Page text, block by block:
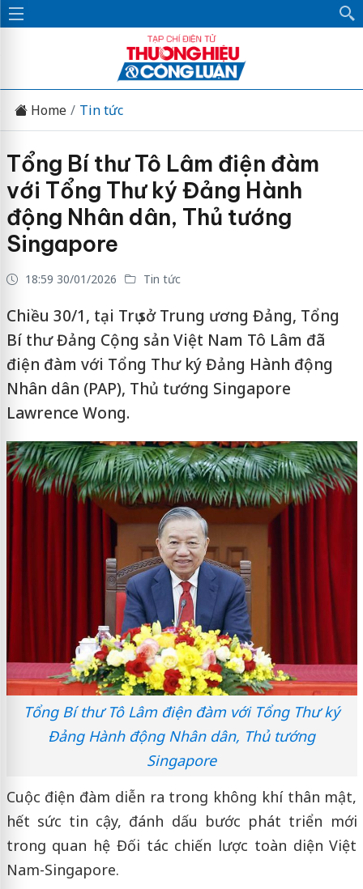
Home Tin tức
Tổng Bí thư Tô Lâm điện đàm
với Tổng Thư ký Đảng Hành
động Nhân dân, Thủ tướng
Singapore
18:59 30/01/2026 Tin tức
Chiều 30/1, tại Trụ sở Trung ương Đảng, Tổng
Bí thư Đảng Cộng sản Việt Nam Tô Lâm đã
điện đàm với Tổng Thư ký Đảng Hành động
Nhân dân (PAP), Thủ tướng Singapore
Lawrence Wong.
Tổng Bí thư Tô Lâm điện đàm với Tổng Thư ký
Đảng Hành động Nhân dân, Thủ tướng
Singapore
Cuộc điện đàm diễn ra trong không khí thân mật,
hết sức tin cậy, đánh dấu bước phát triển mới
trong quan hệ Đối tác chiến lược toàn diện Việt
Nam-Singapore.